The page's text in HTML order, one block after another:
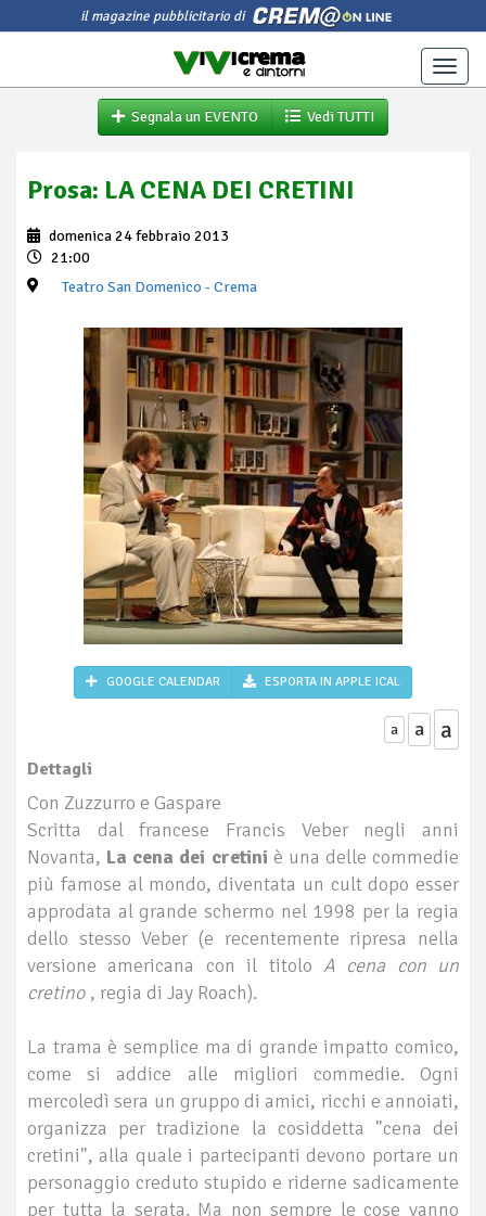
il magazine pubblicitario di
Toggle
Segnala un EVENTO
Vedi TUTTI
Prosa: LA CENA DEI CRETINI
domenica 24 febbraio 2013
21:00
Teatro San Domenico - Crema
GOOGLE CALENDAR ESPORTA IN APPLE ICAL
a a a
Dettagli
Con Zuzzurro e Gaspare
Scritta dal francese Francis Veber negli anni
Novanta, La cena dei cretini è una delle commedie
più famose al mondo, diventata un cult dopo esser
approdata al grande schermo nel 1998 per la regia
dello stesso Veber (e recentemente ripresa nella
versione americana con il titolo A cena con un
cretino , regia di Jay Roach).
La trama è semplice ma di grande impatto comico,
come si addice alle migliori commedie. Ogni
mercoledì sera un gruppo di amici, ricchi e annoiati,
organizza per tradizione la cosiddetta "cena dei
cretini", alla quale i partecipanti devono portare un
personaggio creduto stupido e riderne sadicamente
per tutta la serata. Ma non sempre le cose vanno